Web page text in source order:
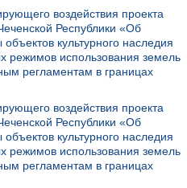
воздействия проекта
Республики «Об
культурного наследия
режимов использования земель
регламентам в границах
воздействия проекта
Республики «Об
культурного наследия
режимов использования земель
регламентам в границах